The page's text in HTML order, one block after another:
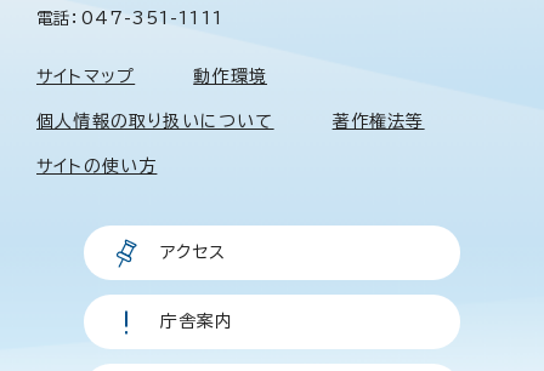
電話：047-351-1111
サイトマップ 動作環境
個人情報の取り扱いについて 著作権法等
サイトの使い方
アクセス
庁舎案内